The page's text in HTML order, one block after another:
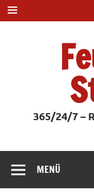
Zum
Inhalt
springen
365/24/7 –
MENÜ